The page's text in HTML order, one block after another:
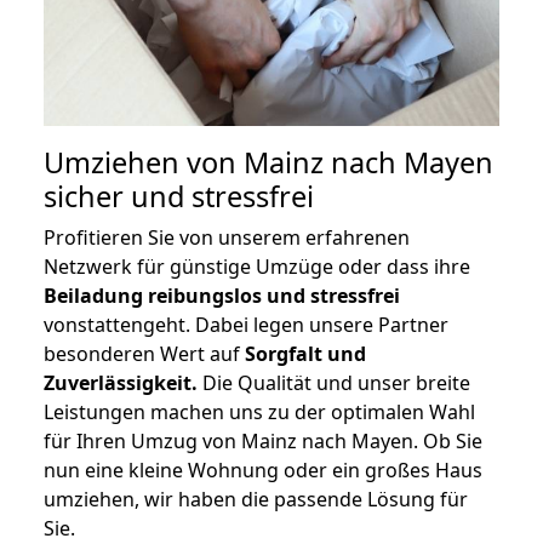
Umziehen von Mainz nach Mayen
sicher und stressfrei
Profitieren Sie von unserem erfahrenen
Netzwerk für günstige Umzüge oder dass ihre
Beiladung reibungslos und stressfrei
vonstattengeht. Dabei legen unsere Partner
besonderen Wert aufSorgfalt und
Zuverlässigkeit. Die Qualität und unser breite
Leistungen machen uns zu der optimalen Wahl
für Ihren Umzug von Mainz nach Mayen. Ob Sie
nun eine kleine Wohnung oder ein großes Haus
umziehen, wir haben die passende Lösung für
Sie.